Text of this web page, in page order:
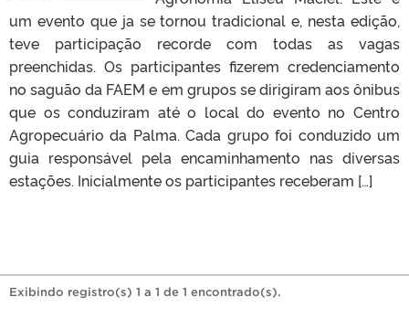
um evento que ja se tornou tradicional e, nesta edição,
teve participação recorde com todas as vagas
preenchidas. Os participantes fizerem credenciamento
no saguão da FAEM e em grupos se dirigiram aos ônibus
que os conduziram até o local do evento no Centro
Agropecuário da Palma. Cada grupo foi conduzido um
guia responsável pela encaminhamento nas diversas
estações. Inicialmente os participantes receberam […]
Exibindo registro(s) 1 a 1 de 1 encontrado(s).